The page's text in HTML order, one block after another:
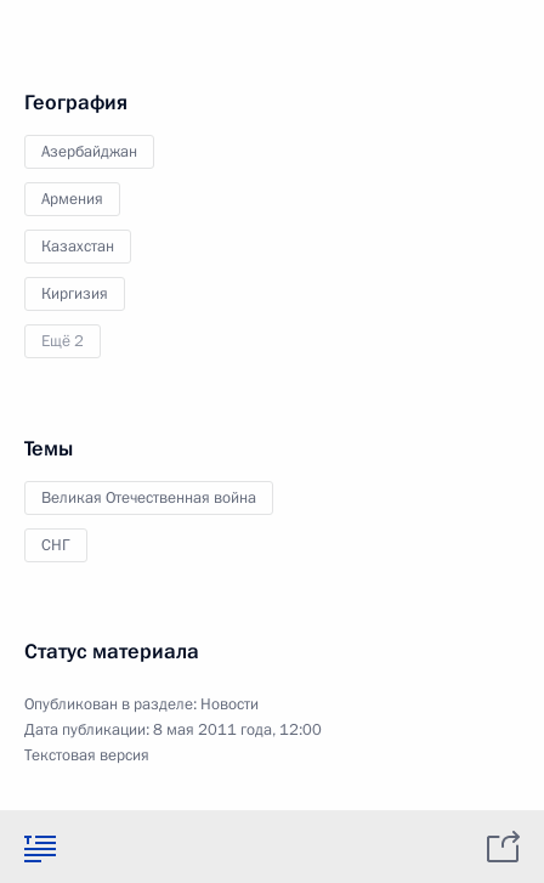
География
Азербайджан
Армения
Казахстан
Киргизия
Ещё 2
Темы
Великая Отечественная война
СНГ
Статус материала
Опубликован в разделе: Новости
Дата публикации:8 мая 2011 года, 12:00
Текстовая версия